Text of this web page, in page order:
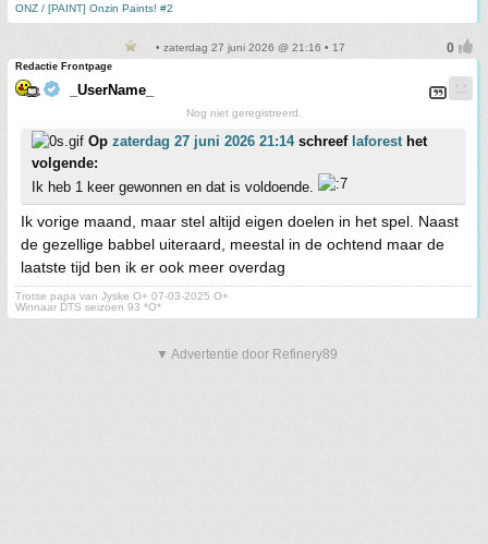
ONZ / [PAINT] Onzin Paints! #2
• zaterdag 27 juni 2026 @ 21:16 • 17
Redactie Frontpage
_UserName_
Nog niet geregistreerd.
Op zaterdag 27 juni 2026 21:14schreef laforest het
volgende:
Ik heb 1 keer gewonnen en dat is voldoende.
Ik vorige maand, maar stel altijd eigen doelen in het spel. Naast
de gezellige babbel uiteraard, meestal in de ochtend maar de
laatste tijd ben ik er ook meer overdag
Trotse papa van Jyske O+ 07-03-2025 O+
Winnaar DTS seizoen 93 *O*
▼ Advertentie door Refinery89